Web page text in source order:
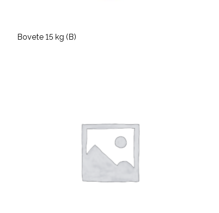
Bovete 15 kg (B)